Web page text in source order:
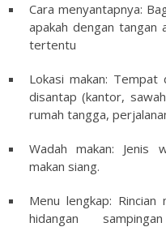
Cara menyantapnya:
apakah dengan tangan
tertentu
Lokasi makan: Tempat
disantap (kantor,
rumah tangga,
Wadah makan: Jenis
makan siang.
Menu lengkap:
hidangan